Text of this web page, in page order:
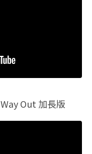
Out 加長版